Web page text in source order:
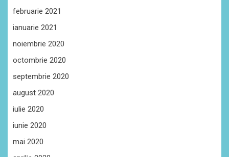
februarie 2021
ianuarie 2021
noiembrie 2020
octombrie 2020
septembrie 2020
august 2020
iulie 2020
iunie 2020
mai 2020